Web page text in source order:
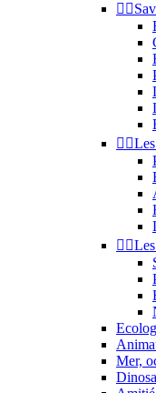
 
 
 
Mer,